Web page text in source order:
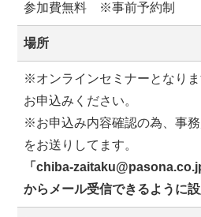
参加費無料 ※事前予約制
場所
※オンラインセミナーとなり
お申込みください。
※お申込み内容確認の為、事
をお送りしてます。
「chiba-
からメール受信できるように